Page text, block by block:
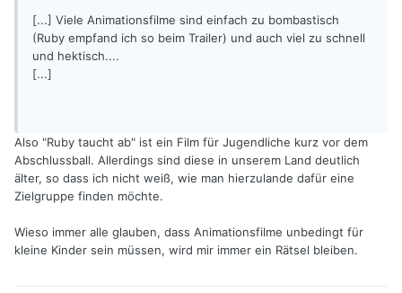
[...] Viele Animationsfilme sind einfach zu bombastisch
(Ruby empfand ich so beim Trailer) und auch viel zu schnell
und hektisch....
[...]
Also "Ruby taucht ab" ist ein Film für Jugendliche kurz vor dem
Abschlussball. Allerdings sind diese in unserem Land deutlich
älter, so dass ich nicht weiß, wie man hierzulande dafür eine
Zielgruppe finden möchte.
Wieso immer alle glauben, dass Animationsfilme unbedingt für
kleine Kinder sein müssen, wird mir immer ein Rätsel bleiben.